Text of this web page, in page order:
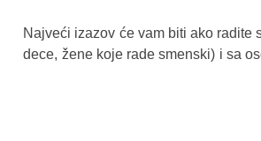
Najveći izazov će vam biti ako radite
dece, žene koje rade smenski) i sa